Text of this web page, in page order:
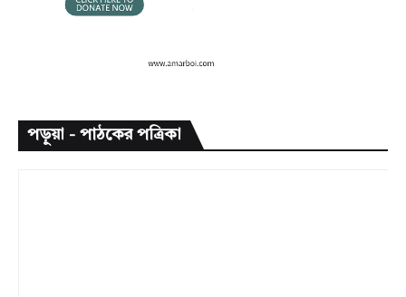
পড়ুয়া - পাঠকের পত্রিকা